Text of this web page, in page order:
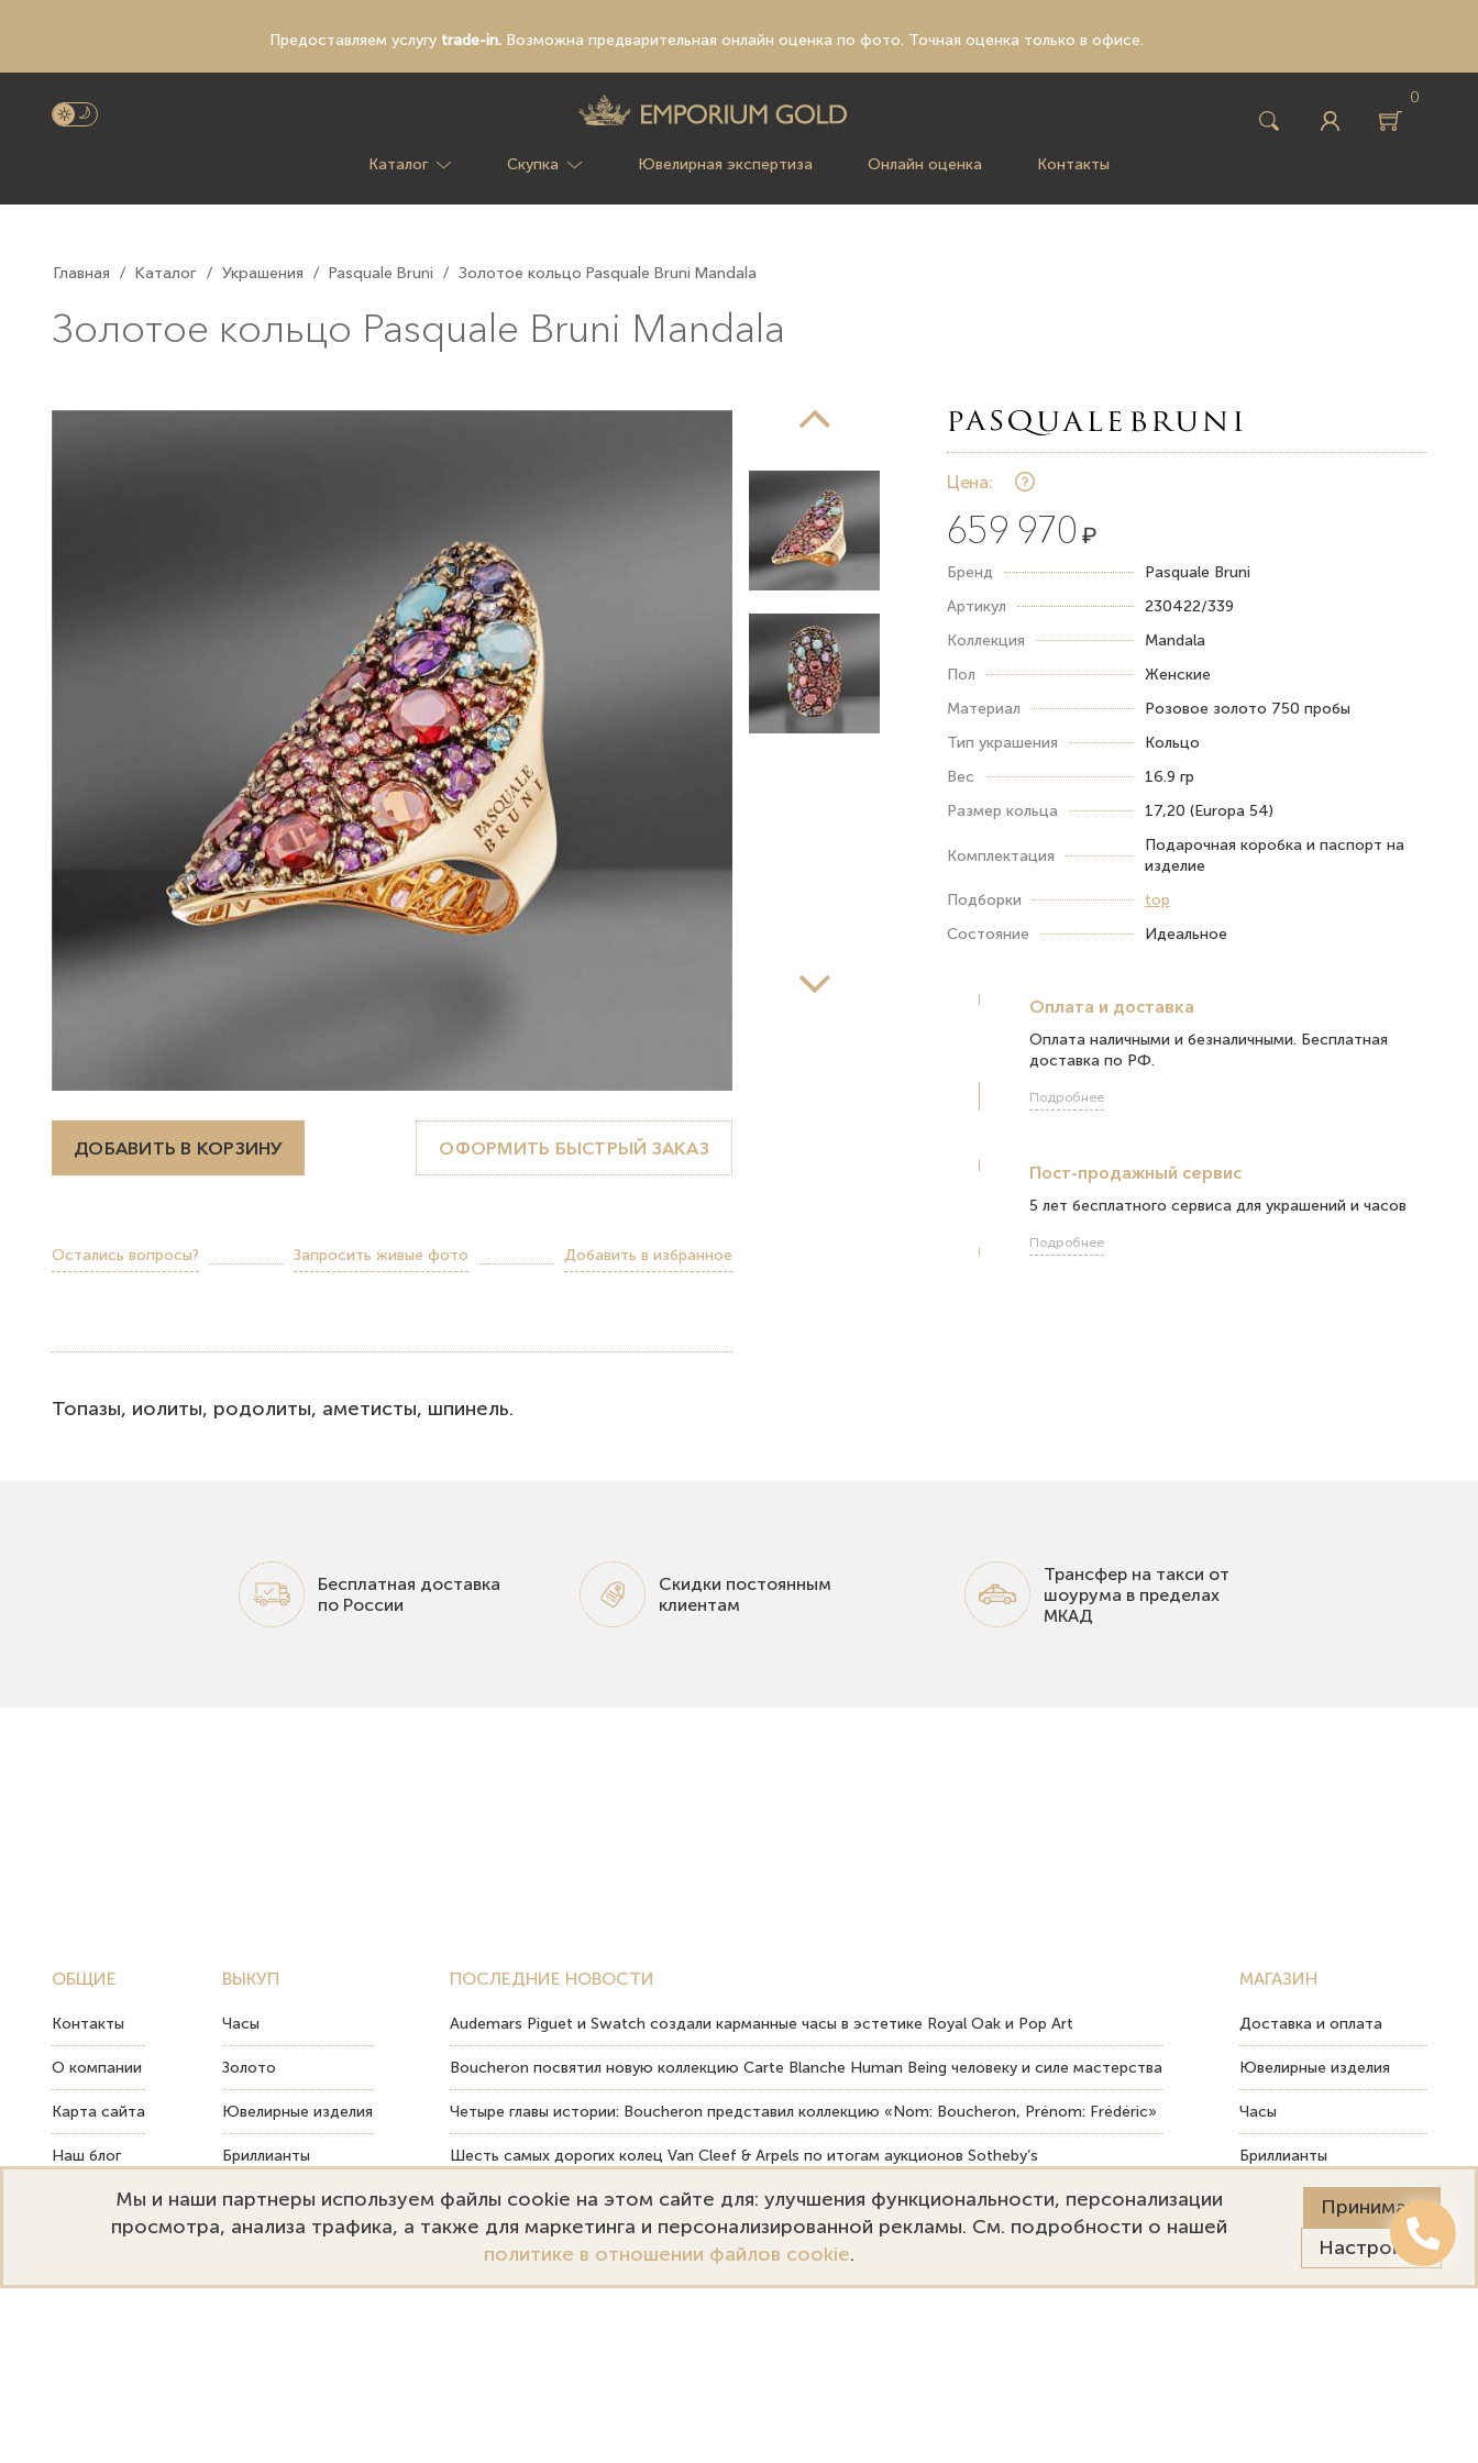
Предоставляем услугу trade-in.Возможна предварительная онлайн оценка по фото. Точная оценка только в офисе.
0
Каталог Скупка Ювелирная экспертиза Онлайн оценка Контакты
Главная / Каталог / Украшения / Pasquale Bruni / Золотое кольцо Pasquale Bruni Mandala
Золотое кольцо Pasquale Bruni Mandala
ДОБАВИТЬ В КОРЗИНУ ОФОРМИТЬ БЫСТРЫЙ ЗАКАЗ
Остались вопросы? Запросить живые фото Добавить в избранное
Топазы, иолиты, родолиты, аметисты, шпинель.
Цена:
659 970 ₽
Бренд
Pasquale Bruni
Артикул
230422/339
Коллекция
Mandala
Пол
Женские
Материал
Розовое золото 750 пробы
Тип украшения
Кольцо
Вес
16.9 гр
Размер кольца
17,20 (Europa 54)
Комплектация
Подарочная коробка и паспорт на
изделие
Подборки
top
Состояние
Идеальное
Оплата и доставка
Оплата наличными и безналичными. Бесплатная
доставка по РФ.
Подробнее
Пост-продажный сервис
5 лет бесплатного сервиса для украшений и часов
Подробнее
Бесплатная доставка
по России
Скидки постоянным
клиентам
Трансфер на такси от
шоурума в пределах
МКАД
ОБЩИЕ
Контакты
О компании
Карта сайта
Наш блог
ВЫКУП
Часы
Золото
Ювелирные изделия
Бриллианты
Монеты
ПОСЛЕДНИЕ НОВОСТИ
Audemars Piguet и Swatch создали карманные часы в эстетике Royal Oak и Pop Art
Boucheron посвятил новую коллекцию Carte Blanche Human Being человеку и силе мастерства
Четыре главы истории: Boucheron представил коллекцию «Nom: Boucheron, Prénom: Frédéric»
Шесть самых дорогих колец Van Cleef & Arpels по итогам аукционов Sotheby’s
Как твердость драгоценных камней влияет на долговечность ювелирных изделий
МАГАЗИН
Доставка и оплата
Ювелирные изделия
Часы
Бриллианты
Пост-продажный сервис
Мы и наши партнеры используем файлы cookie на этом сайте для: улучшения функциональности, персонализации
просмотра, анализа трафика, а также для маркетинга и персонализированной рекламы. См. подробности о нашей
политике в отношении файлов cookie.
Принимаю
Настройки